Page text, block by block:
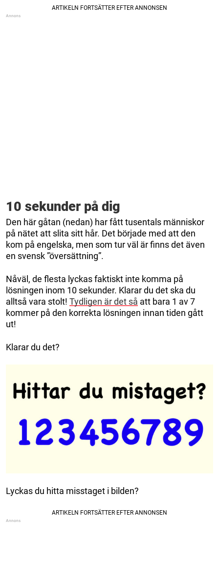
10 sekunder på dig
Den här gåtan (nedan) har fått tusentals människor
på nätet att slita sitt hår. Det började med att den
kom på engelska, men som tur väl är finns det även
en svensk ”översättning”.
Nåväl, de flesta lyckas faktiskt inte komma på
lösningen inom 10 sekunder. Klarar du det ska du
alltså vara stolt! Tydligen är det så att bara 1 av 7
kommer på den korrekta lösningen innan tiden gått
ut!
Klarar du det?
Lyckas du hitta misstaget i bilden?